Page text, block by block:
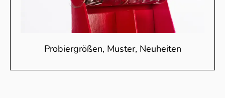
Probiergrößen, Muster, Neuheiten